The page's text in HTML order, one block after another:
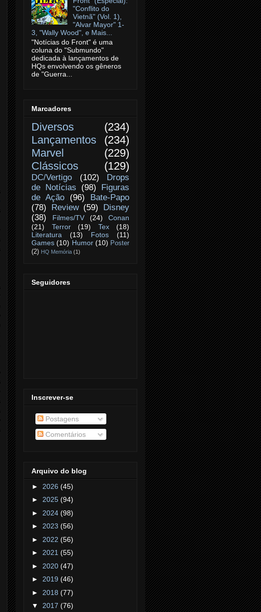
"Conflito do
Vietnã" (Vol. 1),
"Alvar Mayor" 1-
3, "Wally Wood", e Mais...
"Notícias do Front" é uma
coluna do "Submundo"
dedicada à lançamentos de
HQs envolvendo os gêneros
de "Guerra...
Marcadores
Diversos
(234)
Lançamentos
(234)
Marvel
(229)
Clássicos
(129)
DC/Vertigo (102)
Drops
de Notícias
(98)
Figuras
de Ação
(96)
Bate-Papo
(78)
Review (59)
Disney
(38)
Filmes/TV (24)
Conan
(21)
Terror (19) Tex
(18)
Literatura
(13) Fotos
(11)
Games (10) Humor (10) Poster
(2) HQ Memória (1)
Seguidores
Inscrever-se
Postagens
Comentários
Arquivo do blog
► 2026 (45)
► 2025 (94)
► 2024 (98)
► 2023 (56)
► 2022 (56)
► 2021 (55)
► 2020 (47)
► 2019 (46)
► 2018 (77)
▼ 2017 (76)